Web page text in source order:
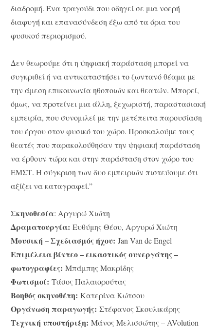
διαδρομή. Ένα τραγούδι που οδηγεί σε μια νοερή
διαφυγή και επανασύνδεση έξω από τα όρια του
φυσικού περιορισμού.
Δεν θεωρούμε ότι η ψηφιακή παράσταση μπορεί να
συγκριθεί ή να αντικαταστήσει το ζωντανό θέαμα με
την άμεση επικοινωνία ηθοποιών και θεατών. Μπορεί,
όμως, να προτείνει μια άλλη, ξεχωριστή, παραστασιακή
εμπειρία, που συνομιλεί με την μετέπειτα παρουσίαση
του έργου στον φυσικό του χώρο. Προσκαλούμε τους
θεατές που παρακολούθησαν την ψηφιακή παράσταση
να έρθουν τώρα και στην παράσταση στον χώρο του
ΕΜΣΤ. Η σύγκριση των δυο εμπειριών πιστεύουμε ότι
αξίζει να καταγραφεί.”
Σκηνοθεσία: Αργυρώ Χιώτη
Δραματουργία:Ευθύμης Θέου, Αργυρώ Χιώτη
Μουσική – Σχεδιασμός ήχου: Jan Van de Engel
Επιμέλεια βίντεο – εικαστικός συνεργάτης –
φωτογραφίες:Μπάμπης Μακρίδης
Φωτισμοί:Τάσος Παλαιορούτας
Βοηθός σκηνοθέτη: Κατερίνα Κώτσου
Οργάνωση παραγωγής: Στέφανος Σκουλικάρης
Τεχνική υποστήριξη: Μάνος Μελισσώτης – AVolution